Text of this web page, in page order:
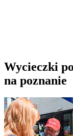
Wycieczki
na poznanie